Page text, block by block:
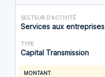
SECTEUR D'ACTIVITÉ
Services aux entreprises
TYPE
Capital Transmission
MONTANT